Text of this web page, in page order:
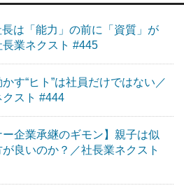
長は「能力」の前に「資質」が
長業ネクスト #445
す“ヒト”は社員だけではない／
スト #444
ー企業承継のギモン】親子は似
良いのか？／社長業ネクスト